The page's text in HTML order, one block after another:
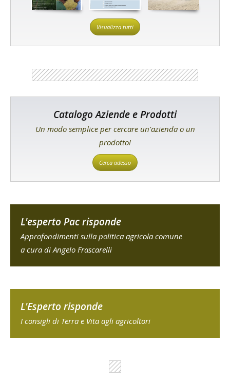
Visualizza tutti
Catalogo Aziende e Prodotti
Un modo semplice per cercare un'azienda o un
prodotto!
Cerca adesso
L'esperto Pac risponde
Approfondimenti sulla politica agricola comune
a cura di Angelo Frascarelli
L'Esperto risponde
I consigli di Terra e Vita agli agricoltori